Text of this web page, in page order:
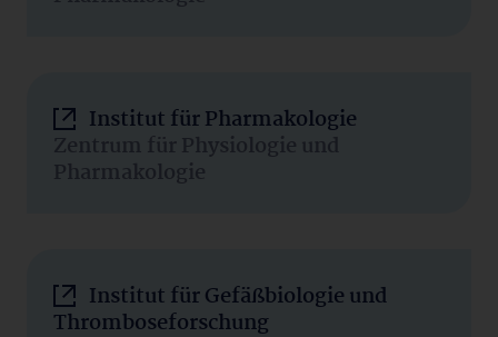
Institut für Pharmakologie
Zentrum für Physiologie und
Pharmakologie
Institut für Gefäßbiologie und
Thromboseforschung